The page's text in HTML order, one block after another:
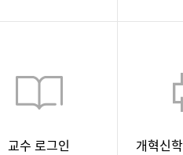
교수 로그인 개혁신